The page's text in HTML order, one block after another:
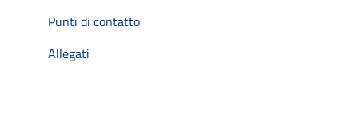
Punti di contatto
Allegati